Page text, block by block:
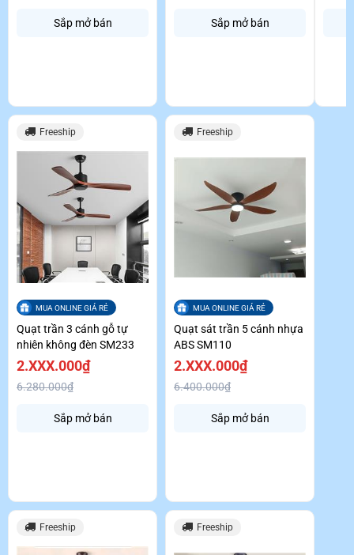
Sắp mở bán Sắp mở bán
Freeship
MUA ONLINE GIÁ RẺ
Quạt trần 3 cánh gỗ tự
nhiên không đèn SM233
2.XXX.000₫
6.280.000₫
Sắp mở bán
Freeship
MUA ONLINE GIÁ RẺ
Quạt sát trần 5 cánh nhựa
ABS SM110
2.XXX.000₫
6.400.000₫
Sắp mở bán
Freeship Freeship